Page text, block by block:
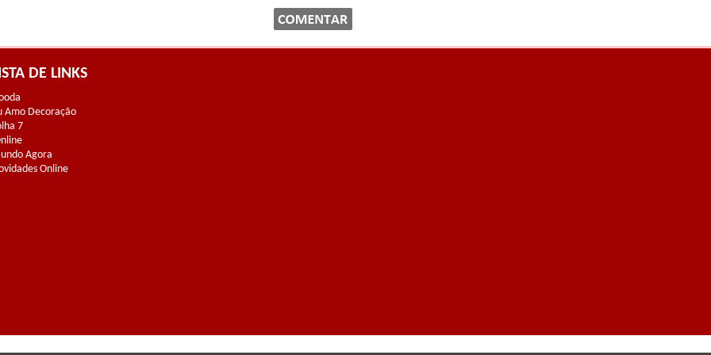
DE LINKS
Amo Decoração
7
Agora
Online